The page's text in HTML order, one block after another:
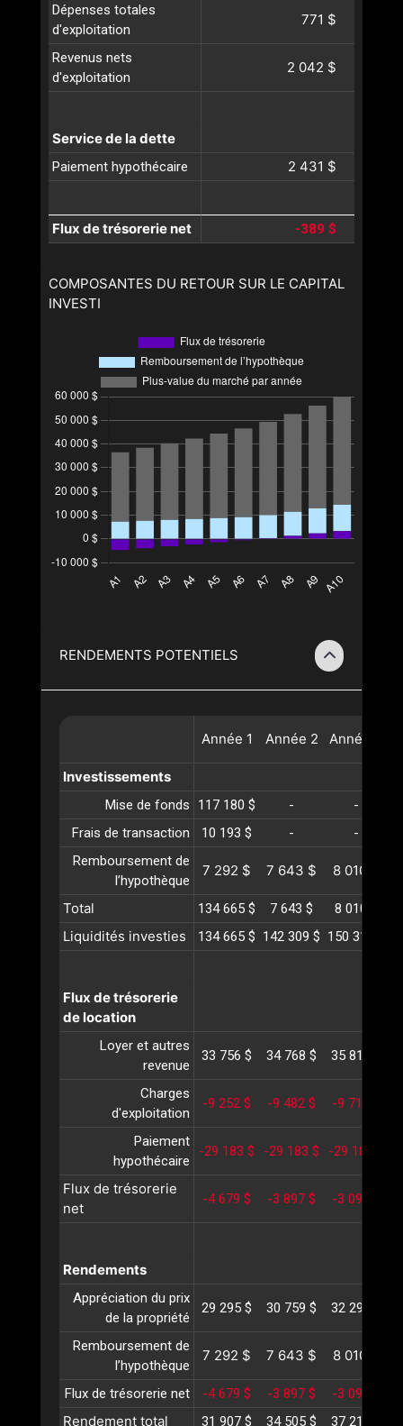
Dépenses totales
d'exploitation
771 $
Revenus nets
d'exploitation
2 042 $
Service de la dette
Paiement hypothécaire 2 431 $
Flux de trésorerie net -389 $
COMPOSANTES DU RETOUR SUR LE CAPITAL
INVESTI
RENDEMENTS POTENTIELS
Année 1 Année 2 Année
Investissements
Mise de fonds 117 180 $ -
-
Frais de transaction
10 193 $ -
-
Remboursement de
l’hypothèque
7 292 $ 7 643 $ 8 010 $
Total 134 665 $ 7 643 $ 8 010 $
Liquidités investies 134 665 $ 142 309 $ 150 319 $
Flux de trésorerie
de location
Loyer et autres
revenue
33 756 $ 34 768 $ 35 811 $
Charges
d'exploitation
-9 252 $ -9 482 $ -9 718 $
Paiement
hypothécaire
-29 183 $ -29 183 $ -29 183 $
Flux de trésorerie
net
-4 679 $ -3 897 $ -3 090 $
Rendements
Appréciation du prix
de la propriété
29 295 $ 30 759 $ 32 297 $
Remboursement de
l’hypothèque
7 292 $ 7 643 $ 8 010 $
Flux de trésorerie net -4 679 $ -3 897 $ -3 090 $
Rendement total 31 907 $ 34 505 $ 37 217 $